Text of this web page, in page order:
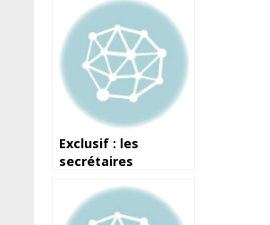
leurs capacités sur
les risques liés à la
gestion des
hydrocarbures
Exclusif : les
secrétaires
Ministères attendus
ce vendredi, à Kalia